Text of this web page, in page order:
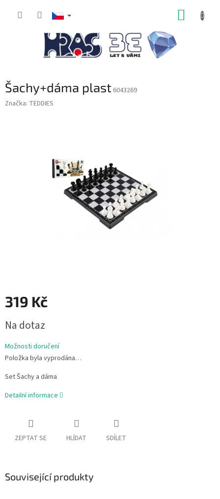
Šachy+dáma plast 6043269
Značka: TEDDIES
319 Kč
cena:
Na dotaz
Možnosti doručení
Položka byla vyprodána…
Set Šachy a dáma
Detailní informace
ZEPTAT SE HLÍDAT SDÍLET
Související produkty